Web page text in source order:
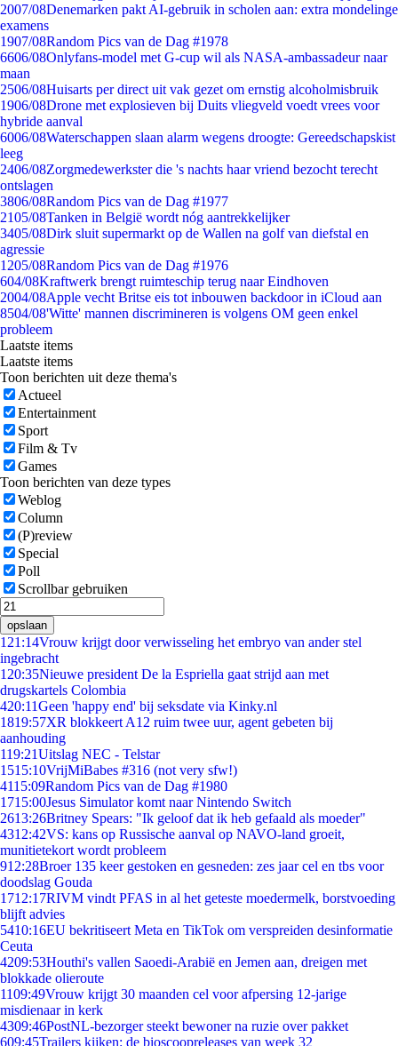
2007/08Denemarken pakt AI-gebruik in scholen aan: extra mondelinge
examens
1907/08Random Pics van de Dag #1978
6606/08Onlyfans-model met G-cup wil als NASA-ambassadeur naar
maan
2506/08Huisarts per direct uit vak gezet om ernstig alcoholmisbruik
1906/08Drone met explosieven bij Duits vliegveld voedt vrees voor
hybride aanval
6006/08Waterschappen slaan alarm wegens droogte: Gereedschapskist
leeg
2406/08Zorgmedewerkster die 's nachts haar vriend bezocht terecht
ontslagen
3806/08Random Pics van de Dag #1977
2105/08Tanken in België wordt nóg aantrekkelijker
3405/08Dirk sluit supermarkt op de Wallen na golf van diefstal en
agressie
1205/08Random Pics van de Dag #1976
604/08Kraftwerk brengt ruimteschip terug naar Eindhoven
2004/08Apple vecht Britse eis tot inbouwen backdoor in iCloud aan
8504/08'Witte' mannen discrimineren is volgens OM geen enkel
probleem
Laatste items
Laatste items
Toon berichten uit deze thema's
Actueel
Entertainment
Sport
Film & Tv
Games
Toon berichten van deze types
Weblog
Column
(P)review
Special
Poll
Scrollbar gebruiken
opslaan
1 21:14Vrouw krijgt door verwisseling het embryo van ander stel
ingebracht
1 20:35Nieuwe president De la Espriella gaat strijd aan met
drugskartels Colombia
420:11Geen 'happy end' bij seksdate via Kinky.nl
1819:57XR blokkeert A12 ruim twee uur, agent gebeten bij
aanhouding
119:21Uitslag NEC - Telstar
1515:10VrijMiBabes #316 (not very sfw!)
4115:09Random Pics van de Dag #1980
1715:00Jesus Simulator komt naar Nintendo Switch
2613:26Britney Spears: "Ik geloof dat ik heb gefaald als moeder"
4312:42VS: kans op Russische aanval op NAVO-land groeit,
munitietekort wordt probleem
912:28Broer 135 keer gestoken en gesneden: zes jaar cel en tbs voor
doodslag Gouda
1712:17RIVM vindt PFAS in al het geteste moedermelk, borstvoeding
blijft advies
5410:16EU bekritiseert Meta en TikTok om verspreiden desinformatie
Ceuta
4209:53Houthi's vallen Saoedi-Arabië en Jemen aan, dreigen met
blokkade olieroute
1109:49Vrouw krijgt 30 maanden cel voor afpersing 12-jarige
misdienaar in kerk
4309:46PostNL-bezorger steekt bewoner na ruzie over pakket
609:45Trailers kijken: de bioscoopreleases van week 32